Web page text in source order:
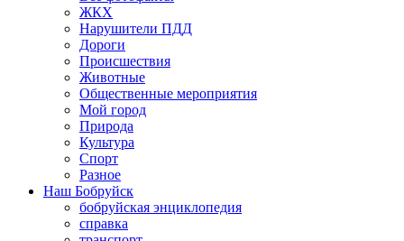
ЖКХ
Нарушители ПДД
Дороги
Происшествия
Животные
Общественные мероприятия
Мой город
Природа
Культура
Спорт
Разное
Наш Бобруйск
бобруйская энциклопедия
справка